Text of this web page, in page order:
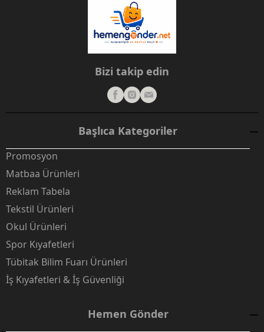
Bizi takip edin
Başlıca Kategoriler
Promosyon
Matbaa Ürünleri
Reklam Tabela
Tekstil Ürünleri
Okul Ürünleri
Spor Kıyafetleri
Tübitak Bilim Fuarı Ürünleri
İş Kıyafetleri & İş Güvenliği
Hemen Gönder